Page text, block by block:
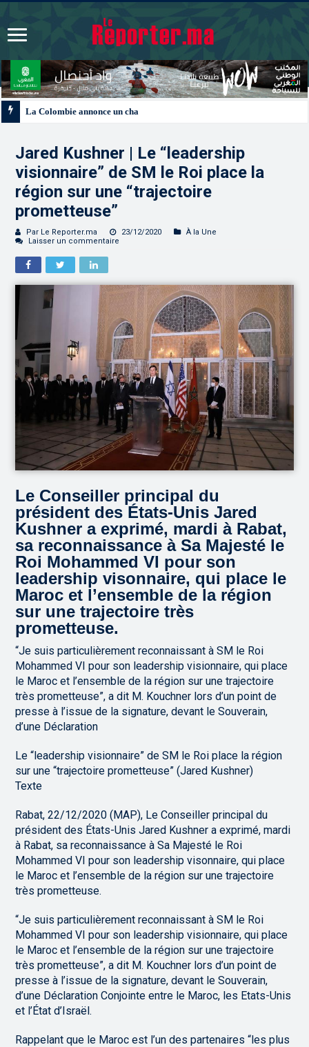
Jared Kushner | Le “leadership
visionnaire” de SM le Roi place la
région sur une “trajectoire
prometteuse”
Par Le Reporter.ma 23/12/2020
À la Une
Laisser un commentaire
Le Conseiller principal du
président des États-Unis Jared
Kushner a exprimé, mardi à Rabat,
sa reconnaissance à Sa Majesté le
Roi Mohammed VI pour son
leadership visonnaire, qui place le
Maroc et l’ensemble de la région
sur une trajectoire très
prometteuse.
“Je suis particulièrement reconnaissant à SM le Roi
Mohammed VI pour son leadership visionnaire, qui place
le Maroc et l’ensemble de la région sur une trajectoire
très prometteuse”, a dit M. Kouchner lors d’un point de
presse à l’issue de la signature, devant le Souverain,
d’une Déclaration
Le “leadership visionnaire” de SM le Roi place la région
sur une “trajectoire prometteuse” (Jared Kushner)
Texte
Rabat, 22/12/2020 (MAP), Le Conseiller principal du
président des États-Unis Jared Kushner a exprimé, mardi
à Rabat, sa reconnaissance à Sa Majesté le Roi
Mohammed VI pour son leadership visonnaire, qui place
le Maroc et l’ensemble de la région sur une trajectoire
très prometteuse.
“Je suis particulièrement reconnaissant à SM le Roi
Mohammed VI pour son leadership visionnaire, qui place
le Maroc et l’ensemble de la région sur une trajectoire
très prometteuse”, a dit M. Kouchner lors d’un point de
presse à l’issue de la signature, devant le Souverain,
d’une Déclaration Conjointe entre le Maroc, les Etats-Unis
et l’État d’Israël.
Rappelant que le Maroc est l’un des partenaires “les plus